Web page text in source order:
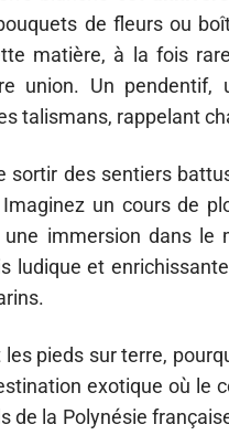
de fleurs ou
matière, à la fois
union. Un
talismans, rappelant
sortir des sentiers
un cours de
une immersion dans
ludique et
pieds sur terre,
exotique où le
de la Polynésie